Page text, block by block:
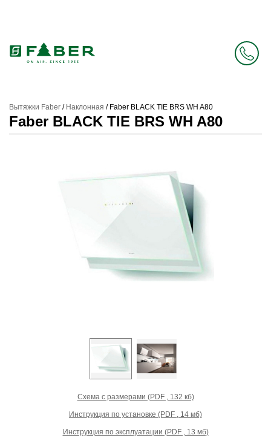
Вытяжки Faber / Наклонная / Faber BLACK TIE BRS WH A80
Faber BLACK TIE BRS WH A80
Схема с размерами (PDF , 132 кб)
Инструкция по установке (PDF , 14 мб)
Инструкция по эксплуатации (PDF , 13 мб)